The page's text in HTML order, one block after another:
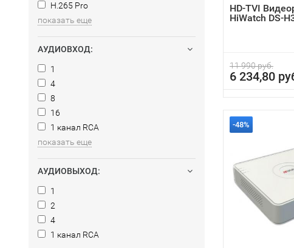
H.265 Pro
показать еще
АУДИОВХОД:
1
4
8
16
1 канал RCA
показать еще
АУДИОВЫХОД:
1
2
4
1 канал RCA
HD-TVI
HiWatch DS-
11 990 руб.
6 234,80
-48%